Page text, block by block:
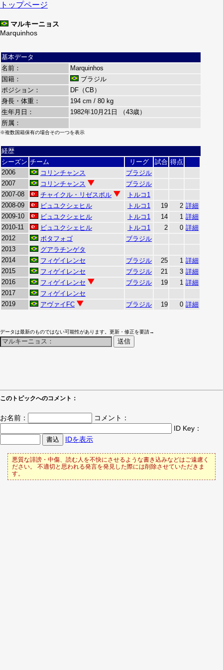
トップページ
マルキーニョス
Marquinhos
基本データ
名前：
Marquinhos
国籍：
ブラジル
ポジション：
DF（CB）
身長・体重：
194 cm / 80 kg
生年月日：
1982年10月21日 （43歳）
所属：
※複数国籍保有の場合その一つを表示
経歴
シーズン チーム リーグ 試合 得点
2006
コリンチャンス
ブラジル
2007
コリンチャンス
ブラジル
2007-08
チャイクル・リゼスポル
トルコ1
2008-09
ビュユクシェヒル トルコ1 19 2 詳細
2009-10
ビュユクシェヒル トルコ1 14 1 詳細
2010-11
ビュユクシェヒル トルコ1 2 0 詳細
2012
ボタフォゴ
ブラジル
2013
グアラチンゲタ
2014
フィゲイレンセ ブラジル 25 1 詳細
2015
フィゲイレンセ ブラジル 21 3 詳細
2016
フィゲイレンセ ブラジル 19 1 詳細
2017
フィゲイレンセ
2019
アヴァイFC ブラジル 19 0 詳細
データは最新のものではない可能性があります。更新・修正を要請→
このトピックへのコメント：
お名前：
コメント：
ID Key：
IDを表示
悪質な誹謗・中傷、読む人を不快にさせるような書き込みなどはご遠慮く
ださい。 不適切と思われる発言を発見した際には削除させていただきま
す。